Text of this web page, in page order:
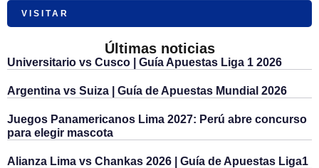
VISITAR
Últimas noticias
Universitario vs Cusco | Guía Apuestas Liga 1 2026
Argentina vs Suiza | Guía de Apuestas Mundial 2026
Juegos Panamericanos Lima 2027: Perú abre concurso
para elegir mascota
Alianza Lima vs Chankas 2026 | Guía de Apuestas Liga1